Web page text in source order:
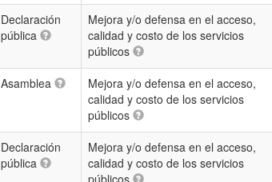
Declaración
pública
Mejora y/o defensa en el acceso,
calidad y costo de los servicios
públicos
Asamblea
Mejora y/o defensa en el acceso,
calidad y costo de los servicios
públicos
Declaración
pública
Mejora y/o defensa en el acceso,
calidad y costo de los servicios
públicos